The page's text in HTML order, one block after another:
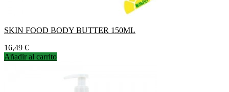
SKIN FOOD BODY BUTTER 150ML
Precio
16,49 €
Añadir al carrito